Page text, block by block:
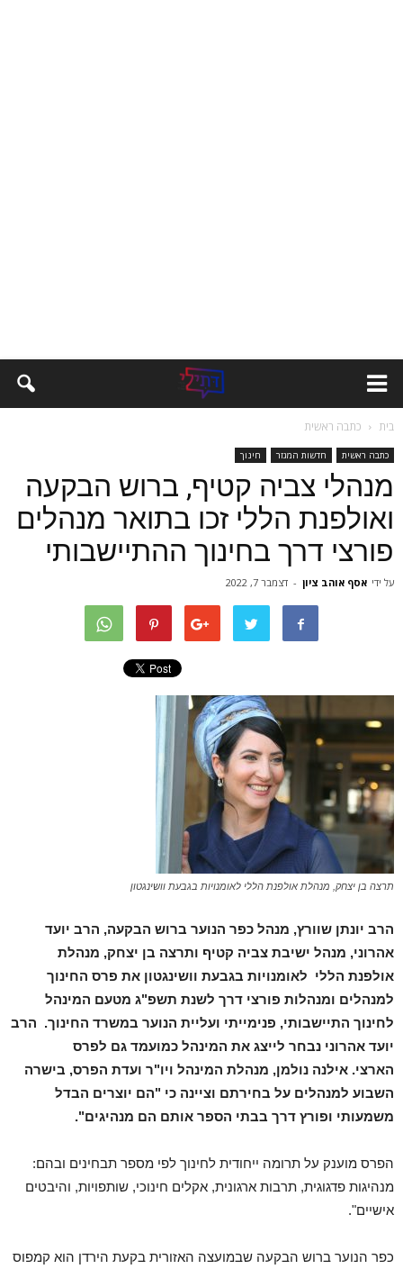
בית כתבה ראשית
כתבה ראשית חדשות המגזר חינוך
מנהלי צביה קטיף, ברוש הבקעה
ואולפנת הללי זכו בתואר מנהלים
פורצי דרך בחינוך ההתיישבותי
על ידי אסף אוהב ציון - דצמבר 7, 2022
תרצה בן יצחק, מנהלת אולפנת הללי לאומנויות בגבעת וושינגטון
הרב יונתן שוורץ, מנהל כפר הנוער ברוש הבקעה, הרב יועד
אהרוני, מנהל ישיבת צביה קטיף ותרצה בן יצחק, מנהלת
אולפנת הללי לאומנויות בגבעת וושינגטון את פרס החינוך
למנהלים ומנהלות פורצי דרך לשנת תשפ"ג מטעם המינהל
לחינוך התיישבותי, פנימייתי ועליית הנוער במשרד החינוך. הרב
יועד אהרוני נבחר לייצג את המינהל כמועמד גם לפרס
הארצי. אילנה נולמן, מנהלת המינהל ויו"ר ועדת הפרס, בישרה
השבוע למנהלים על בחירתם וציינה כי "הם יוצרים הבדל
משמעותי ופורץ דרך בבתי הספר אותם הם מנהיגים".
הפרס מוענק על תרומה ייחודית לחינוך לפי מספר תבחינים ובהם:
מנהיגות פדגוגית, תרבות ארגונית, אקלים חינוכי, שותפויות, והיבטים
אישיים".
כפר הנוער ברוש הבקעה שבמועצה האזורית בקעת הירדן הוא קמפוס